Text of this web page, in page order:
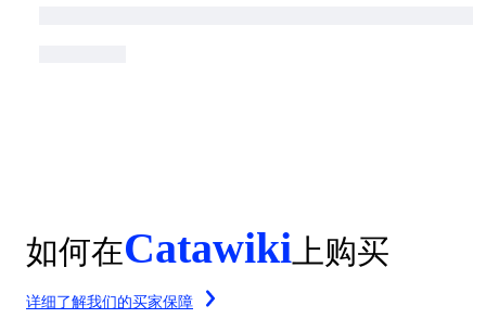
如何在Catawiki 上购买
详细了解我们的买家保障